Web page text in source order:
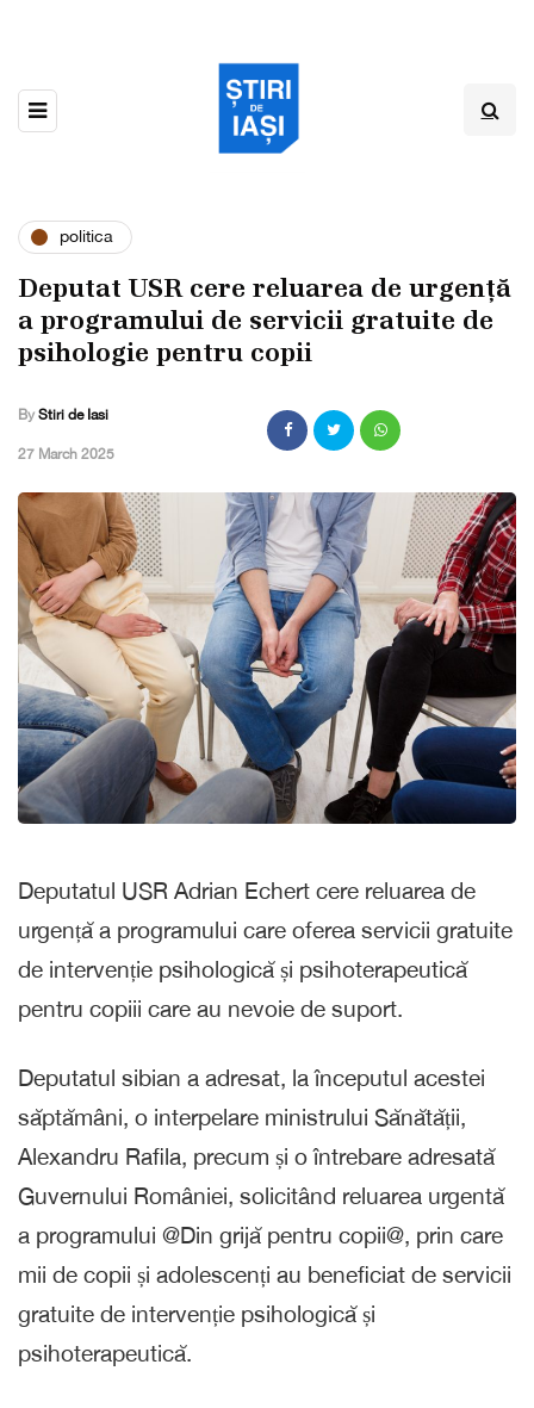
politica
Deputat USR cere reluarea de urgență
a programului de servicii gratuite de
psihologie pentru copii
By Stiri de Iasi
,27 March 2025
Deputatul USR Adrian Echert cere reluarea de
urgență a programului care oferea servicii gratuite
de intervenție psihologică și psihoterapeutică
pentru copiii care au nevoie de suport.
Deputatul sibian a adresat, la începutul acestei
săptămâni, o interpelare ministrului Sănătății,
Alexandru Rafila, precum și o întrebare adresată
Guvernului României, solicitând reluarea urgentă
a programului @Din grijă pentru copii@, prin care
mii de copii și adolescenți au beneficiat de servicii
gratuite de intervenție psihologică și
psihoterapeutică.